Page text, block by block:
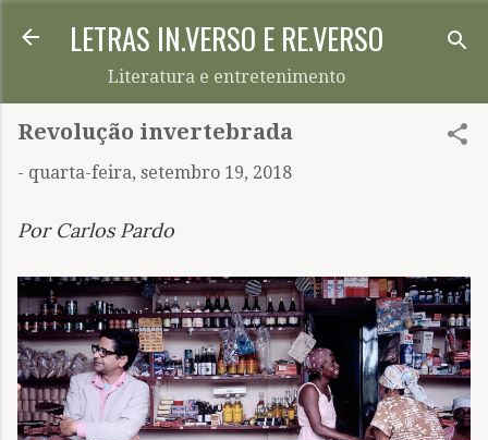
Pular para o conteúdo principal
LETRAS IN.VERSO E RE.VERSO
Literatura e entretenimento
Revolução invertebrada
- quarta-feira, setembro 19, 2018
Por Carlos Pardo